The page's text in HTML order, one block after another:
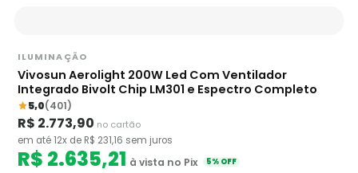
ILUMINAÇÃO
Vivosun Aerolight 200W Led Com Ventilador
Integrado Bivolt Chip LM301 e Espectro Completo
5,0(401)
R$ 2.773,90 no cartão
em até 12x de R$ 231,16 sem juros
R$ 2.635,21 à vista no Pix 5% OFF